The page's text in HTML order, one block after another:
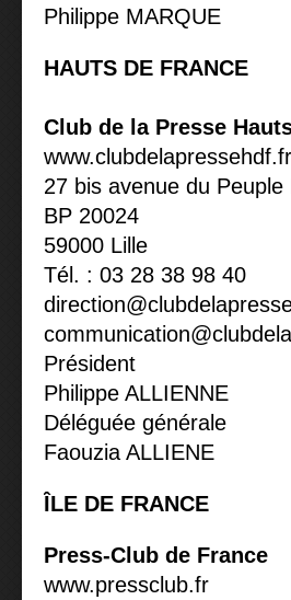
Philippe MARQUE
HAUTS DE FRANCE
Club de la Presse
www.clubdelapressehdf.fr
27 bis avenue du Peuple
BP 20024
59000 Lille
Tél. : 03 28 38 98 40
Président
Philippe ALLIENNE
Déléguée générale
Faouzia ALLIENE
ÎLE DE FRANCE
Press-Club de France
www.pressclub.fr